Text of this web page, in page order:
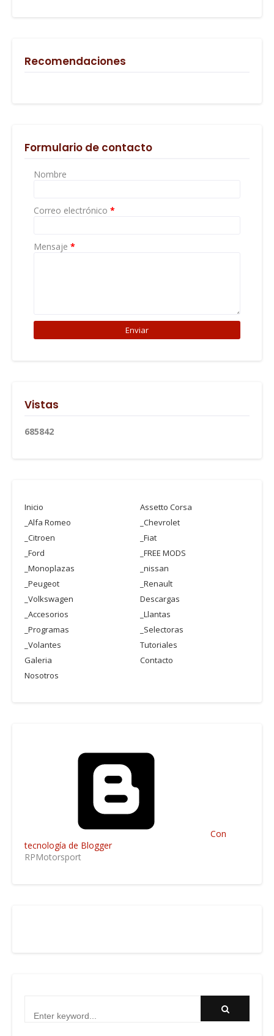
Recomendaciones
Formulario de contacto
Nombre
Correo electrónico *
Mensaje *
Vistas
685842
Inicio
Assetto Corsa
_Alfa Romeo
_Chevrolet
_Citroen
_Fiat
_Ford
_FREE MODS
_Monoplazas
_nissan
_Peugeot
_Renault
_Volkswagen
Descargas
_Accesorios
_Llantas
_Programas
_Selectoras
_Volantes
Tutoriales
Galeria
Contacto
Nosotros
Con
tecnología de Blogger
RPMotorsport